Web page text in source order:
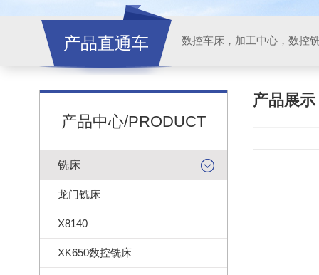
产品直通车
产品中心/PRODUCT
铣床
龙门铣床
X8140
XK650数控铣床
产品展示